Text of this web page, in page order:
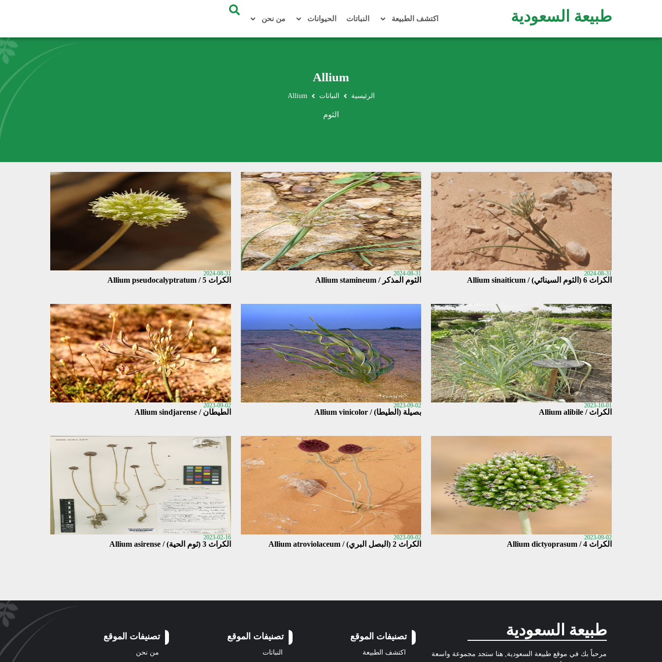
طبيعة السعودية اكتشف الطبيعة النباتات الحيوانات من نحن
Allium
الرئيسية النباتات Allium
الثوم
2024-08-31
الكراث 6 (الثوم السينائي) / Allium sinaiticum
2024-08-31
الثوم المذكر / Allium stamineum
2024-08-31
الكراث 5 / Allium pseudocalyptratum
2023-10-01
الكراث / Allium alibile
2023-09-02
بصيلة (الطيطا) / Allium vinicolor
2023-09-02
الطيطان / Allium sindjarense
2023-09-02
الكراث 4 / Allium dictyoprasum
2023-09-02
الكراث 2 (البصل البري) / Allium atroviolaceum
2023-02-16
الكراث 3 (ثوم الحية) / Allium asirense
طبيعة السعودية
مرحباً بك في موقع طبيعة السعودية, هنا ستجد مجموعة واسعة
تصنيفات الموقع
اكتشف الطبيعة
تصنيفات الموقع
النباتات
تصنيفات الموقع
من نحن